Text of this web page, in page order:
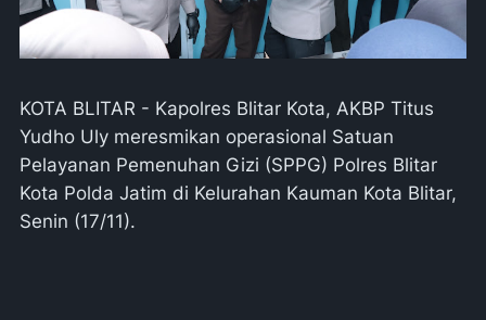
KOTA BLITAR - Kapolres Blitar Kota, AKBP Titus
Yudho Uly meresmikan operasional Satuan
Pelayanan Pemenuhan Gizi (SPPG) Polres Blitar
Kota Polda Jatim di Kelurahan Kauman Kota Blitar,
Senin (17/11).